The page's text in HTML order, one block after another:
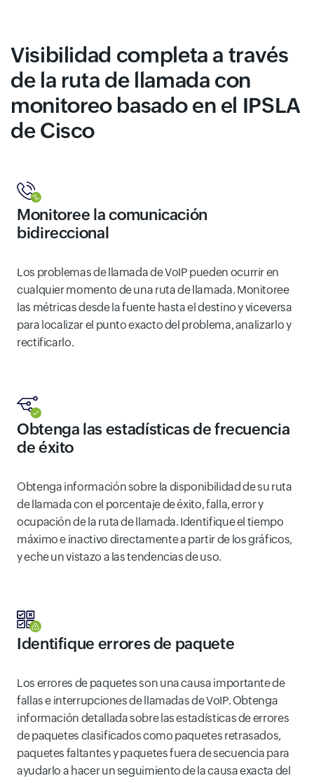
Visibilidad completa a través
de la ruta de llamada con
monitoreo basado en el IPSLA
de Cisco
Monitoree la comunicación
bidireccional
Los problemas de llamada de VoIP pueden ocurrir en
cualquier momento de una ruta de llamada. Monitoree
las métricas desde la fuente hasta el destino y viceversa
para localizar el punto exacto del problema, analizarlo y
rectificarlo.
Obtenga las estadísticas de frecuencia
de éxito
Obtenga información sobre la disponibilidad de su ruta
de llamada con el porcentaje de éxito, falla, error y
ocupación de la ruta de llamada. Identifique el tiempo
máximo e inactivo directamente a partir de los gráficos,
y eche un vistazo a las tendencias de uso.
Identifique errores de paquete
Los errores de paquetes son una causa importante de
fallas e interrupciones de llamadas de VoIP. Obtenga
información detallada sobre las estadísticas de errores
de paquetes clasificados como paquetes retrasados,
paquetes faltantes y paquetes fuera de secuencia para
ayudarlo a hacer un seguimiento de la causa exacta del